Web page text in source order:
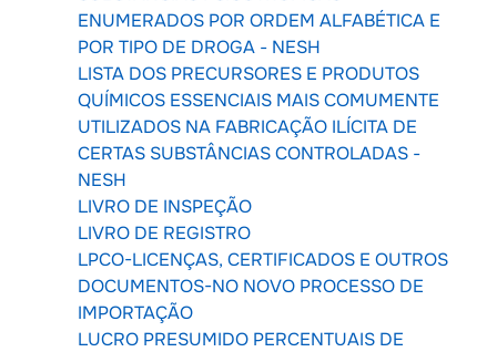
ENUMERADOS POR ORDEM ALFABÉTICA E
POR TIPO DE DROGA - NESH
LISTA DOS PRECURSORES E PRODUTOS
QUÍMICOS ESSENCIAIS MAIS COMUMENTE
UTILIZADOS NA FABRICAÇÃO ILÍCITA DE
CERTAS SUBSTÂNCIAS CONTROLADAS -
NESH
LIVRO DE INSPEÇÃO
LIVRO DE REGISTRO
LPCO-LICENÇAS, CERTIFICADOS E OUTROS
DOCUMENTOS-NO NOVO PROCESSO DE
IMPORTAÇÃO
LUCRO PRESUMIDO PERCENTUAIS DE